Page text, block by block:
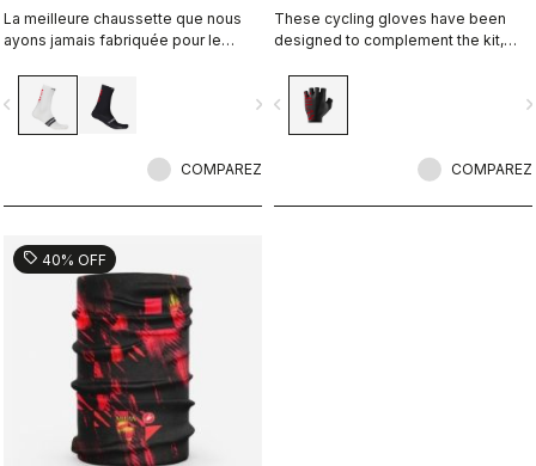
La meilleure chaussette que nous
ayons jamais fabriquée pour le
respirante, compression au milieu
du pied, et même une languette
réfléchissante à l'arrière. Rosso
navigate_next
COMPAREZ
These cycling gloves have been
designed to complement the kit,
who ride with Rossoneri pride.
navigate_before
COMPAREZ
sell 40% OFF